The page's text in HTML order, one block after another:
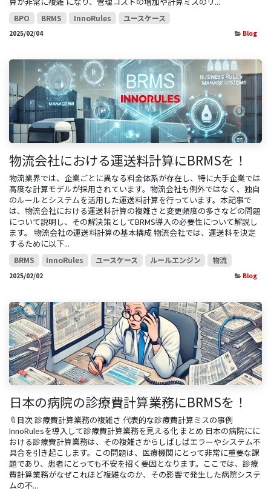
BPO BRMS InnoRules ユースケース
2025/02/04 Blog
物流会社における運送料計算にBRMSを！
物流業界では、企業ごとに異なる料金体系が存在し、特に大手企業では
高度な計算モデルが採用されています。物流会社も例外ではなく、独自
のルールとシステムを活用した運送料計算を行っています。本記事で
は、物流会社における運送料計算の複雑さと変更頻度の多さなどの問題
について説明し、その解決策としてBRMS導入の必要性について解説し
ます。 物流会社の運送料計算の基本構成 物流会社では、運送料を決定
するために以下...
BRMS InnoRules ユースケース ルールエンジン 物流
2025/02/02 Blog
日本の病院の診療費計算業務にBRMSを！
🔖目次 診療費計算業務の複雑さ 代表的な診療費計算ミスの事例
InnoRulesを導入して診療費計算業務を見える化 まとめ 日本の病院にに
おける診療費計算業務は、その複雑さからしばしばエラーやシステム不
具合を引き起こします。この問題は、医療機関にとって非常に重要な課
題であり、患者にとっても不安を招く要因となります。ここでは、診療
費計算業務がなぜこれほど複雑なのか、その影響で発生した病院システ
ムの不...